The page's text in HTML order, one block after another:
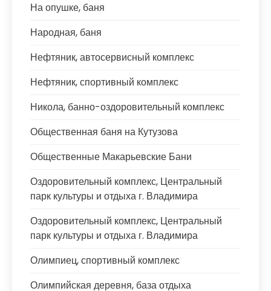
На опушке, баня
Народная, баня
Нефтяник, автосервисный комплекс
Нефтяник, спортивный комплекс
Никола, банно-оздоровительный комплекс
Общественная баня на Кутузова
Общественные Макарьевские Бани
Оздоровительный комплекс, Центральный
парк культуры и отдыха г. Владимира
Оздоровительный комплекс, Центральный
парк культуры и отдыха г. Владимира
Олимпиец, спортивный комплекс
Олимпийская деревня, база отдыха